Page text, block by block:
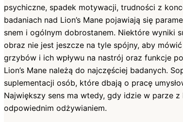
psychiczne, spadek motywacji, trudności z
badaniach nad Lion’s Mane pojawiają się
snem i ogólnym dobrostanem. Niektóre wyniki
obraz nie jest jeszcze na tyle spójny, aby
grzybów i ich wpływu na nastrój oraz funkcje
Lion’s Mane należą do najczęściej badanych.
suplementacji osób, które dbają o pracę
Największy sens ma wtedy, gdy idzie w parze
odpowiednim odżywianiem.